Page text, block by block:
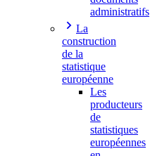
administratifs
La
construction
de la
statistique
européenne
Les
producteurs
de
statistiques
européennes